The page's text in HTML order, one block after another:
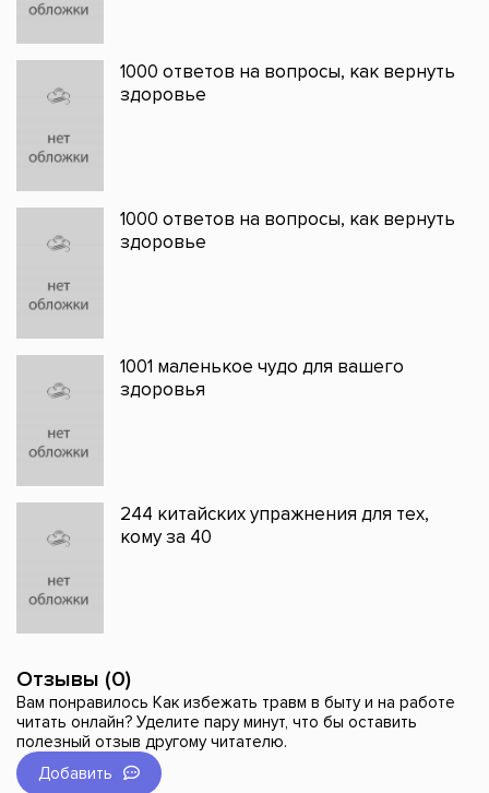
1000 ответов на вопросы, как вернуть
здоровье
1000 ответов на вопросы, как вернуть
здоровье
1001 маленькое чудо для вашего
здоровья
244 китайских упражнения для тех,
кому за 40
Отзывы (0)
Вам понравилось Как избежать травм в быту и на работе
читать онлайн? Уделите пару минут, что бы оставить
полезный отзыв другому читателю.
Добавить